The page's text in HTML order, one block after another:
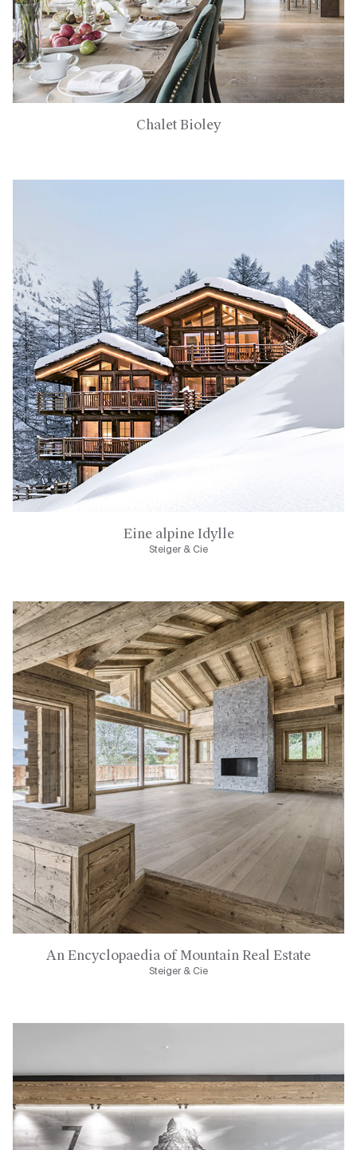
Chalet Bioley
Eine alpine Idylle
Steiger & Cie
An Encyclopaedia of Mountain Real Estate
Steiger & Cie